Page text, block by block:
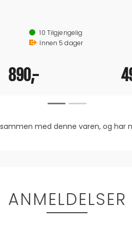
10 Tilgjengelig
Innen 5 dager
890,-
med denne varen, og
ANMELDELSER